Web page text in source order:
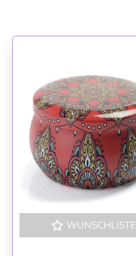
WUNSCHLISTE